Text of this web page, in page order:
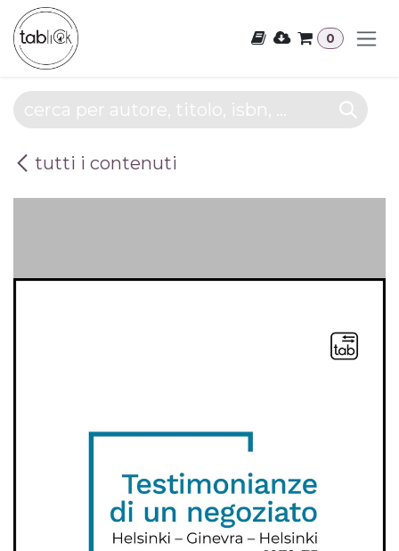
Passa al contenuto
0
tutti i contenuti